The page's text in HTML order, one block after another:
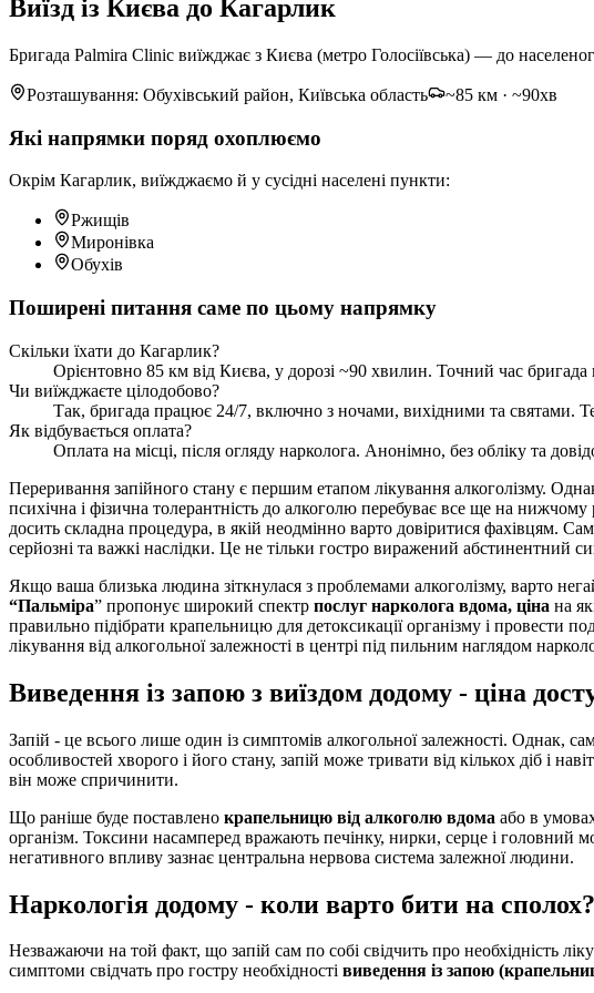
Виїзд із Києва до Кагарлик
Бригада Palmira Clinic виїжджає з Києва (метро Голосіївська) — до
Розташування: Обухівський район, Київська область ~85 км · ~90хв
Які напрямки поряд охоплюємо
Окрім Кагарлик, виїжджаємо й у сусідні населені пункти:
Ржищів
Миронівка
Обухів
Поширені питання саме по цьому напрямку
Скільки їхати до Кагарлик?
Орієнтовно 85 км від Києва, у дорозі ~90 хвилин. Точний час бригада
Чи виїжджаєте цілодобово?
Так, бригада працює 24/7, включно з ночами, вихідними та святами.
Як відбувається оплата?
Оплата на місці, після огляду нарколога. Анонімно, без обліку та
Переривання запійного стану є першим етапом лікування алкоголізму.
психічна і фізична толерантність до алкоголю перебуває все ще на
досить складна процедура, в якій неодмінно варто довіритися фахівцям.
серйозні та важкі наслідки. Це не тільки гостро виражений абстинентний
Якщо ваша близька людина зіткнулася з проблемами алкоголізму, варто
“Пальміра” пропонує широкий спектр послуг нарколога вдома, ціна на
правильно підібрати крапельницю для детоксикації організму і
лікування від алкогольної залежності в центрі під пильним наглядом
Виведення із запою з виїздом додому - ціна
Запій - це всього лише один із симптомів алкогольної залежності. Однак,
особливостей хворого і його стану, запій може тривати від кількох діб і
він може спричинити.
Що раніше буде поставлено крапельницю від алкоголю вдома або в
організм. Токсини насамперед вражають печінку, нирки, серце і головний
негативного впливу зазнає центральна нервова система залежної людини.
Наркологія додому - коли варто бити на сполох?
Незважаючи на той факт, що запій сам по собі свідчить про необхідність
симптоми свідчать про гостру необхідності виведення із запою